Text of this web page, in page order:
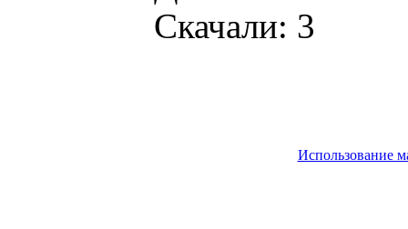
Скачали: 3
Использование